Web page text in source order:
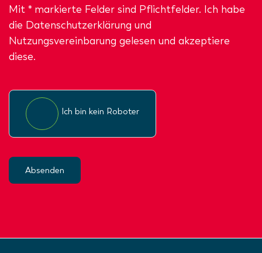
Mit * markierte Felder sind Pflichtfelder. Ich habe
die Datenschutzerklärung und
Nutzungsvereinbarung gelesen und akzeptiere
diese.
Ich bin kein Roboter
Absenden